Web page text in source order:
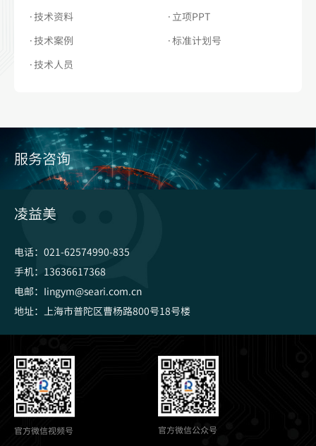
·技术资料
·立项PPT
·技术案例
·标准计划号
·技术人员
服务咨询
凌益美
电话：021-62574990-835
手机：13636617368
电邮：Iingym@seari.com.cn
地址：上海市普陀区曹杨路800号18号楼
官方微信视频号 官方微信公众号